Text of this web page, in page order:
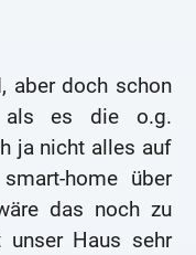
aber doch schon
als es die o.g.
ja nicht alles auf
home über
das noch zu
unser Haus sehr